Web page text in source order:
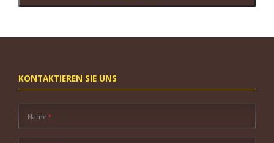
KONTAKTIEREN SIE UNS
Pflichtfeld
Name*